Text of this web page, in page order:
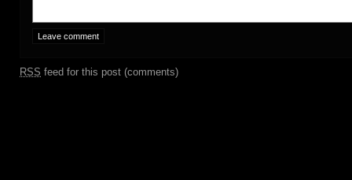
RSS feed for this post (comments)